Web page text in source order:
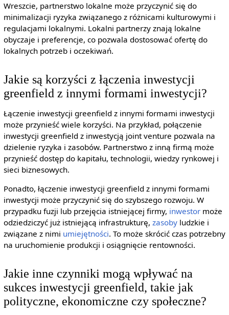
Wreszcie, partnerstwo lokalne może przyczynić się do
minimalizacji ryzyka związanego z różnicami kulturowymi i
regulacjami lokalnymi. Lokalni partnerzy znają lokalne
obyczaje i preferencje, co pozwala dostosować ofertę do
lokalnych potrzeb i oczekiwań.
Jakie są korzyści z łączenia inwestycji
greenfield z innymi formami inwestycji?
Łączenie inwestycji greenfield z innymi formami inwestycji
może przynieść wiele korzyści. Na przykład, połączenie
inwestycji greenfield z inwestycją joint venture pozwala na
dzielenie ryzyka i zasobów. Partnerstwo z inną firmą może
przynieść dostęp do kapitału, technologii, wiedzy rynkowej i
sieci biznesowych.
Ponadto, łączenie inwestycji greenfield z innymi formami
inwestycji może przyczynić się do szybszego rozwoju. W
przypadku fuzji lub przejęcia istniejącej firmy, inwestormoże
odziedziczyć już istniejącą infrastrukturę, zasobyludzkie i
związane z nimi umiejętności. To może skrócić czas potrzebny
na uruchomienie produkcji i osiągnięcie rentowności.
Jakie inne czynniki mogą wpływać na
sukces inwestycji greenfield, takie jak
polityczne, ekonomiczne czy społeczne?